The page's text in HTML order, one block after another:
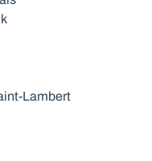
Lambert